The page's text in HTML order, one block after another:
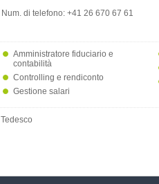
Num. di telefono: +41 26 670 67 61
Amministratore fiduciario e
contabilità
Controlling e rendiconto
Gestione salari
Tedesco